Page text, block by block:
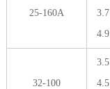
25-160A
3.7
4.9
32-100
3.5
4.5